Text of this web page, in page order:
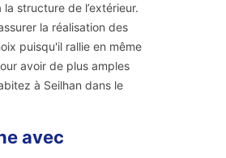
structure de l’extérieur.
la réalisation des
puisqu'il rallie en même
avoir de plus amples
à Seilhan dans le
avec